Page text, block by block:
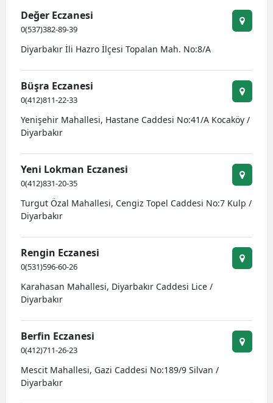
Zonguldak
Aksaray
Karaman
Şırnak
Karabük
Osmaniye
Değer Eczanesi
0(537)382-89-39
Diyarbakır İli Hazro İlçesi Topalan Mah. No:8/A
Büşra Eczanesi
0(412)811-22-33
Yenişehir Mahallesi, Hastane Caddesi No:41/A Kocaköy /
Diyarbakır
Yeni Lokman Eczanesi
0(412)831-20-35
Turgut Özal Mahallesi, Cengiz Topel Caddesi No:7 Kulp /
Diyarbakır
Rengin Eczanesi
0(531)596-60-26
Karahasan Mahallesi, Diyarbakır Caddesi Lice /
Diyarbakır
Berfin Eczanesi
0(412)711-26-23
Mescit Mahallesi, Gazi Caddesi No:189/9 Silvan /
Diyarbakır